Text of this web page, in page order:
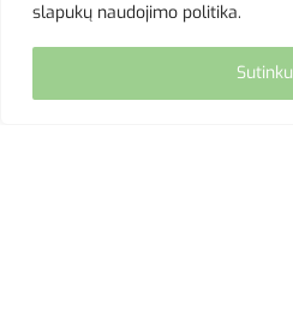
slapukų naudojimo politika.
Sutinku